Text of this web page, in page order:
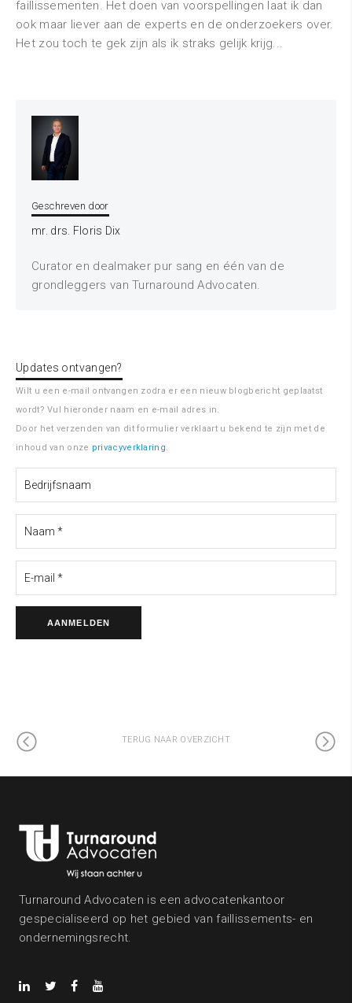
faillissementen. Het doen van voorspellingen laat ik dan
ook maar liever aan de experts en de onderzoekers over.
Het zou toch te gek zijn als ik straks gelijk krijg...
Geschreven door
mr. drs. Floris Dix
Curator en dealmaker pur sang en één van de
grondleggers van Turnaround Advocaten.
Updates ontvangen?
Wilt u een e-mail ontvangen zodra er een nieuw blogbericht geplaatst
wordt? Vul hieronder naam en e-mail adres in.
Door het verzenden van dit formulier verklaart u bekend te zijn met de
inhoud van onze privacyverklaring.
TERUG NAAR OVERZICHT
Turnaround Advocaten is een advocatenkantoor
gespecialiseerd op het gebied van faillissements- en
ondernemingsrecht.